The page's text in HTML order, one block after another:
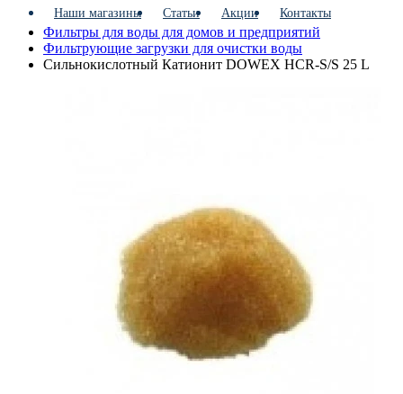
Наши магазины
Статьи Акции Контакты
Фильтры для воды для домов и предприятий
Фильтрующие загрузки для очистки воды
Сильнокислотный Катионит DOWEX HCR-S/S 25 L